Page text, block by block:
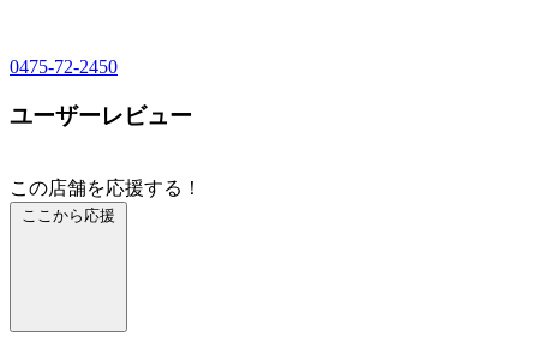
0475-72-2450
ユーザーレビュー
この店舗を応援する！
ここから応援